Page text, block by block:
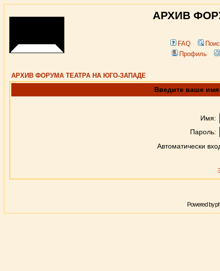
АРХИВ
FAQ
Профиль
АРХИВ ФОРУМА ТЕАТРА НА ЮГО-ЗАПАДЕ
Введите ваше
Имя:
Пароль:
Автоматически
Powered by